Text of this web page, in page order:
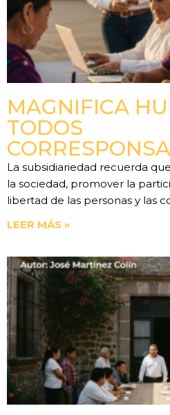
MAGNIFICA
TODOS
La subsidiariedad recuerda
la sociedad, promover la
libertad de las personas y las
LEER MÁS »